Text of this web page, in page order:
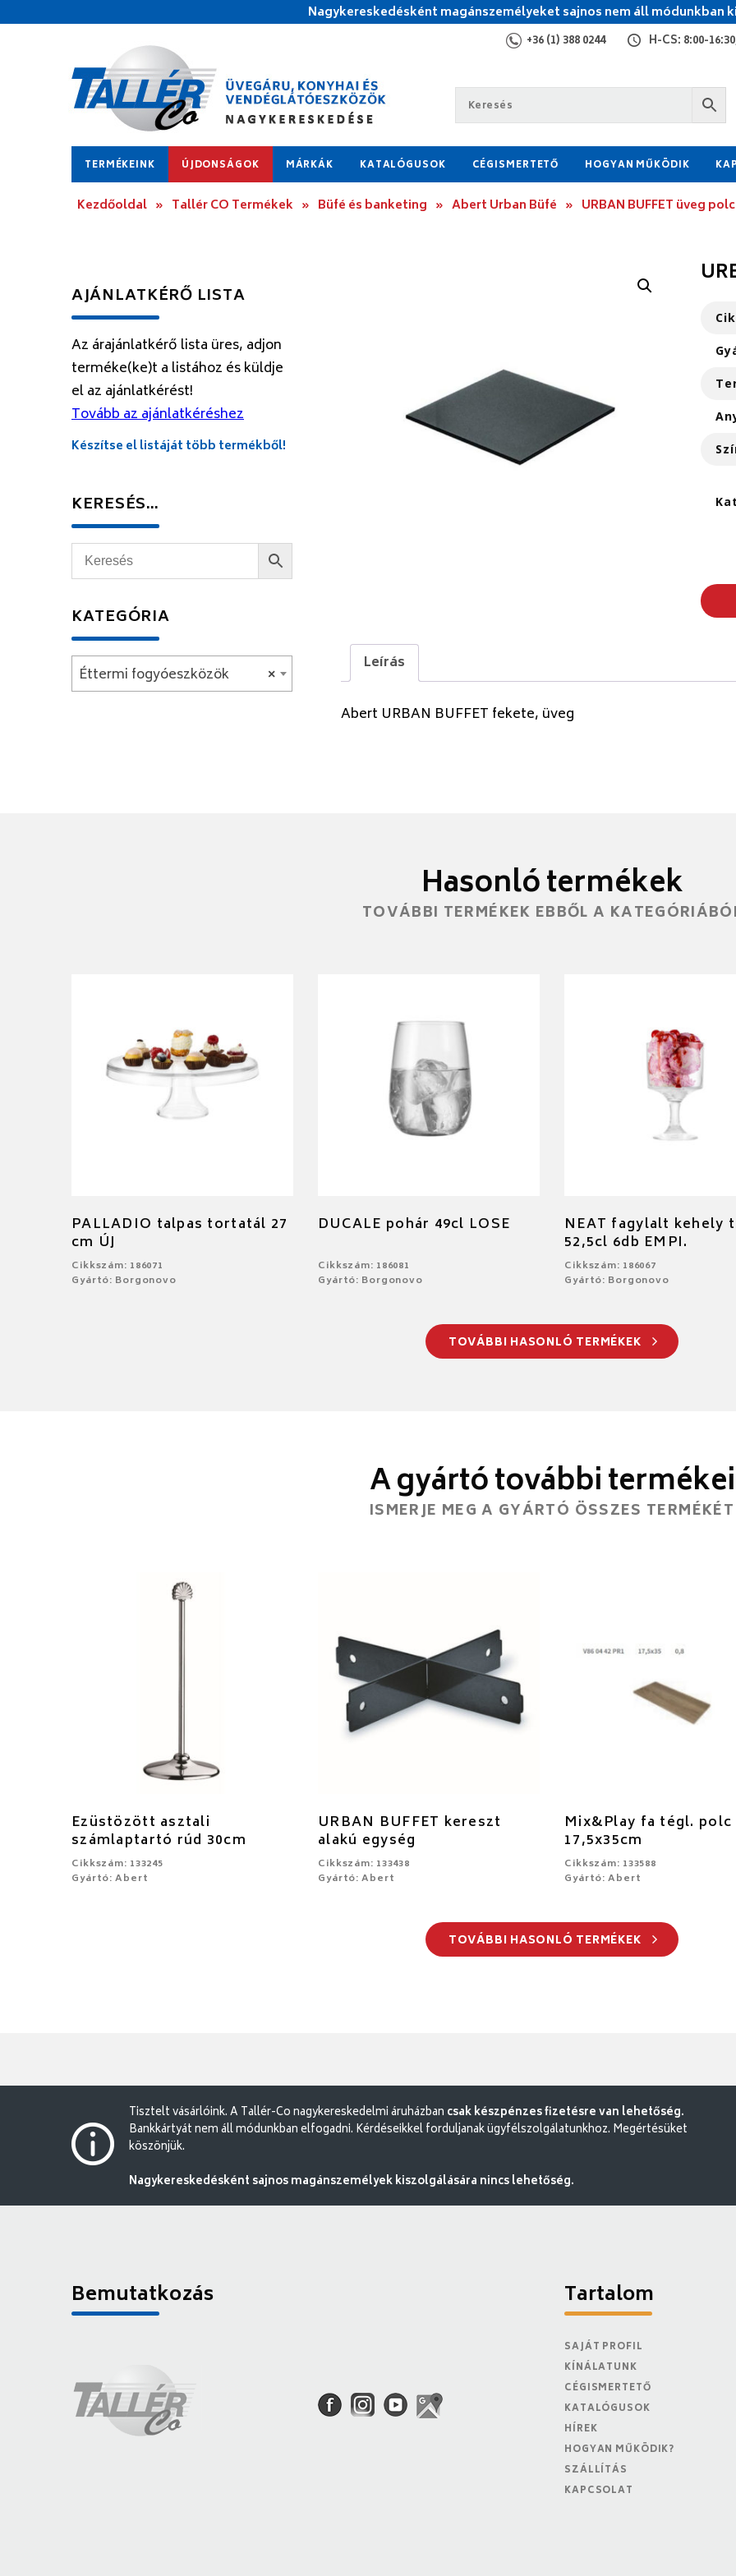
Nagykereskedésként magánszemélyeket sajnos nem áll módunkban
+36 (1) 388 0244 H-CS: 8:00-
TERMÉKEINK ÚJDONSÁGOK MÁRKÁK KATALÓGUSOK CÉGISMERTETŐ HOGYAN MŰKÖDIK
Kezdőoldal » Tallér CO Termékek » Büfé és banketing » Abert Urban Büfé » URBAN BUFFET üveg
Leírás
Abert URBAN BUFFET fekete, üveg
AJÁNLATKÉRŐ LISTA
Az árajánlatkérő lista üres, adjon
terméke(ke)t a listához és küldje
el az ajánlatkérést!
Tovább az ajánlatkéréshez
Készítse el listáját több termékből!
KERESÉS…
KATEGÓRIA
×
Éttermi fogyóeszközök
Hasonló termékek
TOVÁBBI TERMÉKEK EBBŐL A
PALLADIO talpas tortatál 27
cm ÚJ
Cikkszám: 186071
Gyártó: Borgonovo
DUCALE pohár 49cl LOSE
Cikkszám: 186081
Gyártó: Borgonovo
NEAT fagylalt kehely
52,5cl 6db EMPI.
Cikkszám: 186067
Gyártó: Borgonovo
TOVÁBBI HASONLÓ TERMÉKEK
A gyártó további termékei
ISMERJE MEG A GYÁRTÓ ÖSSZES TERMÉKÉT
Ezüstözött asztali
számlaptartó rúd 30cm
Cikkszám: 133245
Gyártó: Abert
URBAN BUFFET kereszt
alakú egység
Cikkszám: 133438
Gyártó: Abert
Mix&Play fa tégl. polc
17,5x35cm
Cikkszám: 133588
Gyártó: Abert
TOVÁBBI HASONLÓ TERMÉKEK
Tisztelt vásárlóink. A Tallér-Co nagykereskedelmi áruházban csak készpénzes fizetésre van lehetőség.
Bankkártyát nem áll módunkban elfogadni. Kérdéseikkel forduljanak ügyfélszolgálatunkhoz. Megértésüket
köszönjük.
Nagykereskedésként sajnos magánszemélyek kiszolgálására nincs lehetőség.
Bemutatkozás Tartalom
SAJÁT PROFIL
KÍNÁLATUNK
CÉGISMERTETŐ
KATALÓGUSOK
HÍREK
HOGYAN MŰKÖDIK?
SZÁLLÍTÁS
KAPCSOLAT